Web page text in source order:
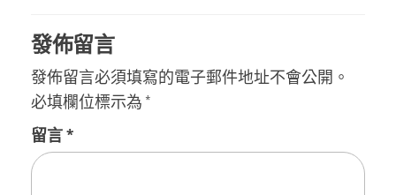
發佈留言
發佈留言必須填寫的電子郵件地址不會公開。
必填欄位標示為 *
留言*